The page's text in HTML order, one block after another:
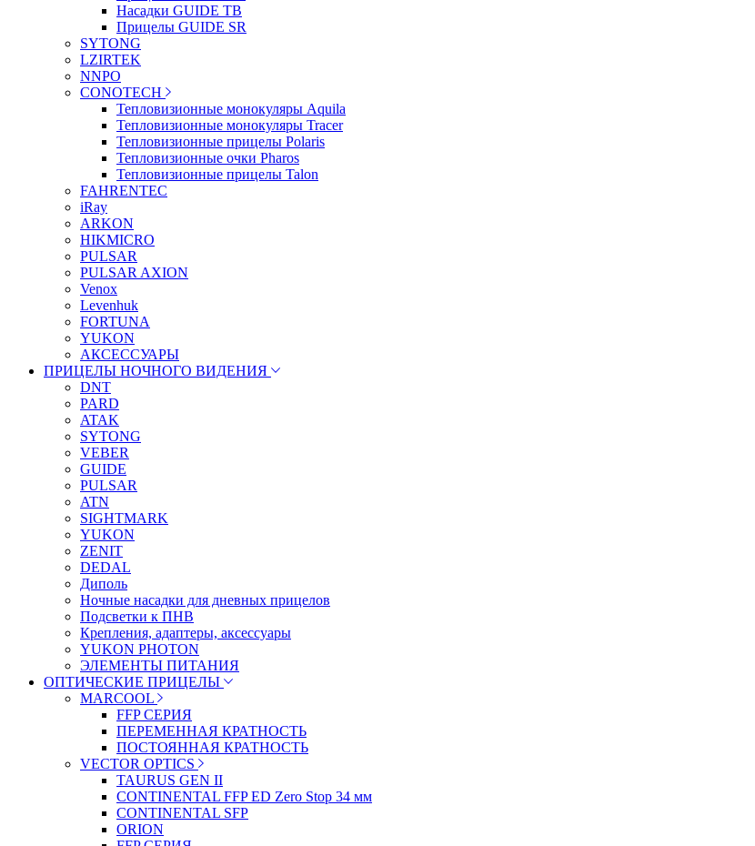
Насадки GUIDE TB
Прицелы GUIDE SR
SYTONG
LZIRTEK
NNPO
CONOTECH
Тепловизионные монокуляры Aquila
Тепловизионные монокуляры Tracer
Тепловизионные прицелы Polaris
Тепловизионные очки Pharos
Тепловизионные прицелы Talon
FAHRENTEC
iRay
ARKON
HIKMICRO
PULSAR
PULSAR AXION
Venox
Levenhuk
FORTUNA
YUKON
АКСЕССУАРЫ
ПРИЦЕЛЫ НОЧНОГО ВИДЕНИЯ
DNT
PARD
ATAK
SYTONG
VEBER
GUIDE
PULSAR
ATN
SIGHTMARK
YUKON
ZENIT
DEDAL
Диполь
Ночные насадки для дневных прицелов
Подсветки к ПНВ
Крепления, адаптеры, аксессуары
YUKON PHOTON
ЭЛЕМЕНТЫ ПИТАНИЯ
ОПТИЧЕСКИЕ ПРИЦЕЛЫ
MARCOOL
FFP СЕРИЯ
ПЕРЕМЕННАЯ КРАТНОСТЬ
ПОСТОЯННАЯ КРАТНОСТЬ
VECTOR OPTICS
TAURUS GEN II
CONTINENTAL FFP ED Zero Stop 34 мм
CONTINENTAL SFP
ORION